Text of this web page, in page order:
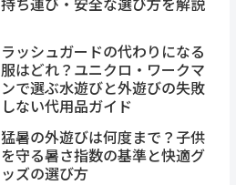
ラッシュガードの代わりになる
服はどれ？ユニクロ・ワークマ
ンで選ぶ水遊びと外遊びの失敗
しない代用品ガイド
猛暑の外遊びは何度まで？子供
を守る暑さ指数の基準と快適グ
ッズの選び方